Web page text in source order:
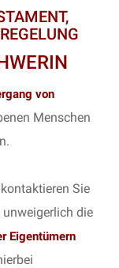
von
Menschen
Sie
die
Eigentümern